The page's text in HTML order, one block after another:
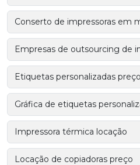
Conserto de impressoras em
Empresas de outsourcing de
Etiquetas personalizadas preço
Gráfica de etiquetas
Impressora térmica locação
Locação de copiadoras preço